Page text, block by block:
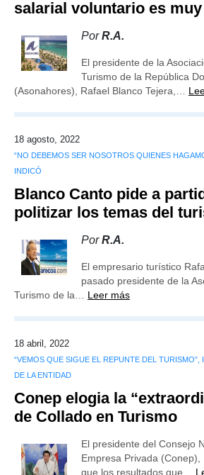
salarial voluntario es muy
PorR.A.
El presidente de la
Turismo de la República
(Asonahores), Rafael Blanco Tejera,…
18 agosto, 2022
“NO DEBEMOS SER NOSOTROS QUIENES
INDICÓ
Blanco Canto pide a
politizar los temas del
PorR.A.
El empresario turístico
pasado presidente de la
Turismo de la… Leer más
18 abril, 2022
“VEMOS QUE SIGUE EL REPUNTE DEL TURISMO”,
DE LA ENTIDAD
Conep elogia la
de Collado en Turismo
El presidente del Consejo
Empresa Privada
que los resultados que…